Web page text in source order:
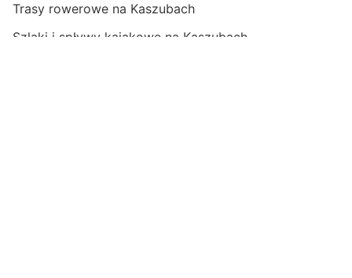
Trasy rowerowe na Kaszubach
Szlaki i spływy kajakowe na Kaszubach